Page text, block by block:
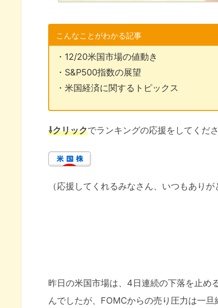
こんなことがわかる記事
・12/20米国市場の値動き
・S&P500指数の展望
・米国経済に関するトピックス
⇩クリックでランキングの応援をしてくだ
（応援してくれるみなさん、いつもあり
昨日の米国市場は、4日連続の下落を止め
んでしたが、FOMCからの売り圧力は一